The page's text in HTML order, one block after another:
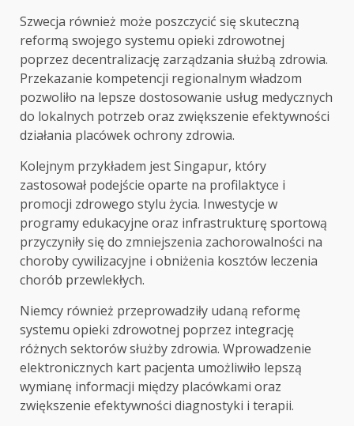
Szwecja również może poszczycić się skuteczną
reformą swojego systemu opieki zdrowotnej
poprzez decentralizację zarządzania służbą zdrowia.
Przekazanie kompetencji regionalnym władzom
pozwoliło na lepsze dostosowanie usług medycznych
do lokalnych potrzeb oraz zwiększenie efektywności
działania placówek ochrony zdrowia.
Kolejnym przykładem jest Singapur, który
zastosował podejście oparte na profilaktyce i
promocji zdrowego stylu życia. Inwestycje w
programy edukacyjne oraz infrastrukturę sportową
przyczyniły się do zmniejszenia zachorowalności na
choroby cywilizacyjne i obniżenia kosztów leczenia
chorób przewlekłych.
Niemcy również przeprowadziły udaną reformę
systemu opieki zdrowotnej poprzez integrację
różnych sektorów służby zdrowia. Wprowadzenie
elektronicznych kart pacjenta umożliwiło lepszą
wymianę informacji między placówkami oraz
zwiększenie efektywności diagnostyki i terapii.